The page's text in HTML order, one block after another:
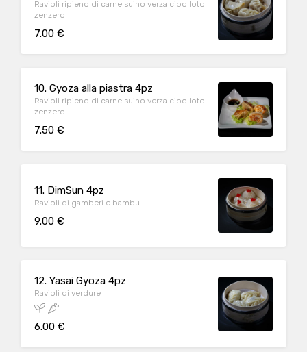
Ravioli ripieno di carne suino verza cipolloto
zenzero
7.00 €
10. Gyoza alla piastra 4pz
Ravioli ripieno di carne suino verza cipolloto
zenzero
7.50 €
11. DimSun 4pz
Ravioli di gamberi e bambu
9.00 €
12. Yasai Gyoza 4pz
Ravioli di verdure
6.00 €